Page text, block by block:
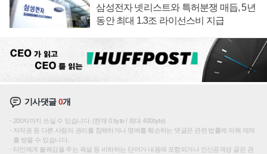
삼성전자 넷리스트와 특허분쟁 매듭, 5년
동안 최대 1.3조 라이선스비 지급
기사댓글0개
200자까지 쓰실 수 있습니다. (현재 0 byte / 최대 400byte)
저작권 등 다른 사람의 권리를 침해하거나 명예를 훼손하는 댓글은 관련 법률에 의해 제재
를 받을 수 있습니다.
타인에게 불쾌감을 주는 욕설 등 비하하는 단어가 내용에 포함되거나 인신공격성 글은 관